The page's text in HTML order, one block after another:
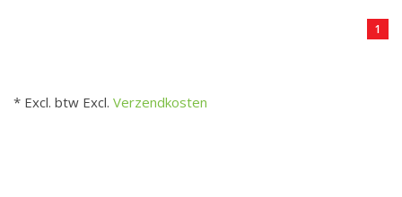
1
* Excl. btw Excl. Verzendkosten